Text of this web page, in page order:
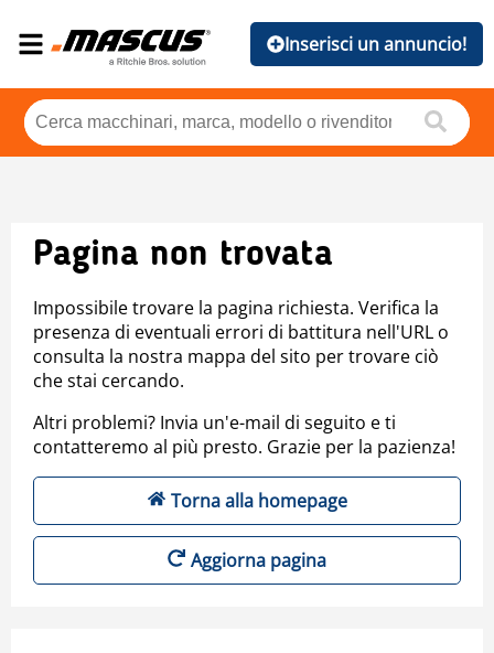
Inserisci un annuncio!
Pagina non trovata
Impossibile trovare la pagina richiesta. Verifica la
presenza di eventuali errori di battitura nell'URL o
consulta la nostra mappa del sito per trovare ciò
che stai cercando.
Altri problemi? Invia un'e-mail di seguito e ti
contatteremo al più presto. Grazie per la pazienza!
Torna alla homepage
Aggiorna pagina